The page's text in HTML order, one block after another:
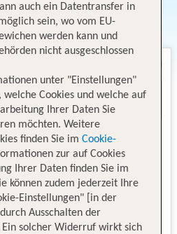
auch ein Datentransfer in
sein, wo vom EU-
werden kann und
nicht ausgeschlossen
unter "Einstellungen"
welche Cookies und welche auf
Ihrer Daten Sie
möchten. Weitere
finden Sie im Cookie-
zur auf Cookies
Ihrer Daten finden Sie im
können zudem jederzeit Ihre
Einstellungen" [in der
Ausschalten der
solcher Widerruf wirkt sich